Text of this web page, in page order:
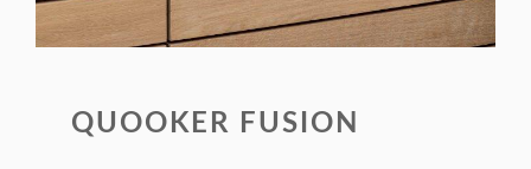
QUOOKER FUSION